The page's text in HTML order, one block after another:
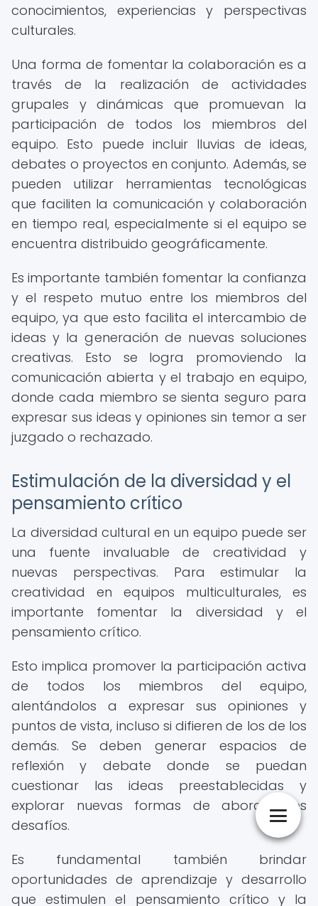
conocimientos, experiencias y perspectivas
culturales.
Una forma de fomentar la colaboración es a
través de la realización de actividades
grupales y dinámicas que promuevan la
participación de todos los miembros del
equipo. Esto puede incluir lluvias de ideas,
debates o proyectos en conjunto. Además, se
pueden utilizar herramientas tecnológicas
que faciliten la comunicación y colaboración
en tiempo real, especialmente si el equipo se
encuentra distribuido geográficamente.
Es importante también fomentar la confianza
y el respeto mutuo entre los miembros del
equipo, ya que esto facilita el intercambio de
ideas y la generación de nuevas soluciones
creativas. Esto se logra promoviendo la
comunicación abierta y el trabajo en equipo,
donde cada miembro se sienta seguro para
expresar sus ideas y opiniones sin temor a ser
juzgado o rechazado.
Estimulación de la diversidad y el
pensamiento crítico
La diversidad cultural en un equipo puede ser
una fuente invaluable de creatividad y
nuevas perspectivas. Para estimular la
creatividad en equipos multiculturales, es
importante fomentar la diversidad y el
pensamiento crítico.
Esto implica promover la participación activa
de todos los miembros del equipo,
alentándolos a expresar sus opiniones y
puntos de vista, incluso si difieren de los de los
demás. Se deben generar espacios de
reflexión y debate donde se puedan
cuestionar las ideas preestablecidas y
explorar nuevas formas de abordar los
desafíos.
Es fundamental también brindar
oportunidades de aprendizaje y desarrollo
que estimulen el pensamiento crítico y la